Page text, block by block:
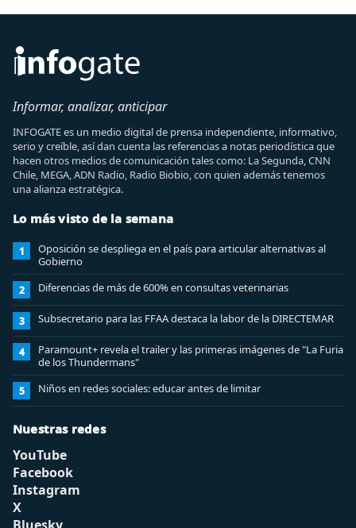
Informar, analizar, anticipar
INFOGATE es un medio digital de prensa independiente, informativo,
serio y creíble, así dan cuenta las referencias a notas periodística que
hacen otros medios de comunicación tales como: La Segunda, CNN
Chile, MEGA, ADN Radio, Radio Biobio, con quien además tenemos
una alianza estratégica.
Lo más visto de la semana
1
Oposición se despliega en el país para articular alternativas al
Gobierno
2 Diferencias de más de 600% en consultas veterinarias
3 Subsecretario para las FFAA destaca la labor de la DIRECTEMAR
4
Paramount+ revela el trailer y las primeras imágenes de "La Furia
de los Thundermans"
5 Niños en redes sociales: educar antes de limitar
Nuestras redes
YouTube
Facebook
Instagram
X